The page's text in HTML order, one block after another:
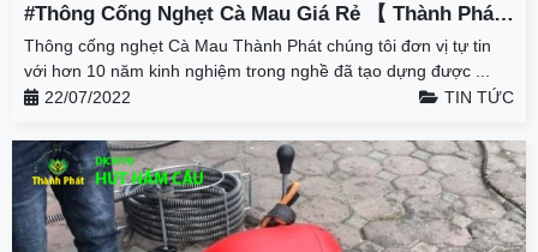
#Thông Cống Nghẹt Cà Mau Giá Rẻ 【 Thành Phát
】 – Giảm 50% – BH 3 Năm
Thông cống nghẹt Cà Mau Thành Phát chúng tôi đơn vị tự tin
với hơn 10 năm kinh nghiệm trong nghề đã tạo dựng được ...
22/07/2022
TIN TỨC